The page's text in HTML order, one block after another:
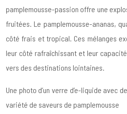
pamplemousse-passion offre une
fruitées. Le pamplemousse-ananas,
côté frais et tropical. Ces mélanges
leur côté rafraîchissant et leur
vers des destinations lointaines.
Une photo d’un verre d’e-liquide avec
variété de saveurs de pamplemousse